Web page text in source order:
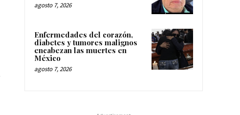
agosto 7, 2026
Enfermedades del corazón,
diabetes y tumores malignos
encabezan las muertes en
México
agosto 7, 2026